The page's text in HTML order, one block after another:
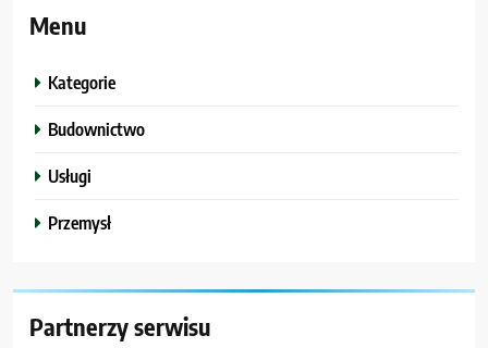
Menu
Kategorie
Budownictwo
Usługi
Przemysł
Partnerzy serwisu